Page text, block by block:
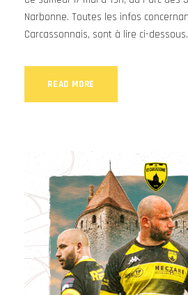
Narbonne. Toutes les infos
Carcassonnais, sont à lire ci-dessous.
READ MORE